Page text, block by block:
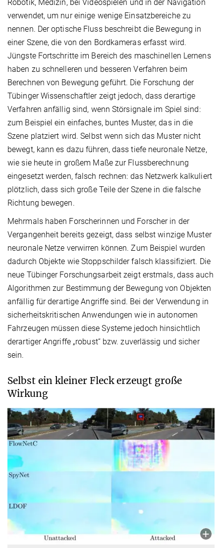
Robotik, Medizin, bei Videospielen und in der Navigation
verwendet, um nur einige wenige Einsatzbereiche zu
nennen. Der optische Fluss beschreibt die Bewegung in
einer Szene, die von den Bordkameras erfasst wird.
Jüngste Fortschritte im Bereich des maschinellen Lernens
haben zu schnelleren und besseren Verfahren beim
Berechnen von Bewegung geführt. Die Forschung der
Tübinger Wissenschaftler zeigt jedoch, dass derartige
Verfahren anfällig sind, wenn Störsignale im Spiel sind:
zum Beispiel ein einfaches, buntes Muster, das in die
Szene platziert wird. Selbst wenn sich das Muster nicht
bewegt, kann es dazu führen, dass tiefe neuronale Netze,
wie sie heute in großem Maße zur Flussberechnung
eingesetzt werden, falsch rechnen: das Netzwerk kalkuliert
plötzlich, dass sich große Teile der Szene in die falsche
Richtung bewegen.
Mehrmals haben Forscherinnen und Forscher in der
Vergangenheit bereits gezeigt, dass selbst winzige Muster
neuronale Netze verwirren können. Zum Beispiel wurden
dadurch Objekte wie Stoppschilder falsch klassifiziert. Die
neue Tübinger Forschungsarbeit zeigt erstmals, dass auch
Algorithmen zur Bestimmung der Bewegung von Objekten
anfällig für derartige Angriffe sind. Bei der Verwendung in
sicherheitskritischen Anwendungen wie in autonomen
Fahrzeugen müssen diese Systeme jedoch hinsichtlich
derartiger Angriffe „robust“ bzw. zuverlässig und sicher
sein.
Selbst ein kleiner Fleck erzeugt große
Wirkung